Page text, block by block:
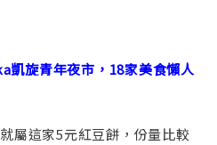
屬這家5元紅豆餅，份量比較